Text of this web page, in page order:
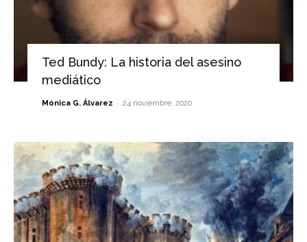
Ted Bundy: La historia del asesino
mediático
Mónica G. Álvarez - 24 noviembre, 2020